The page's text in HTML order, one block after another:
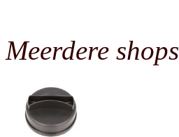
Meerdere shops